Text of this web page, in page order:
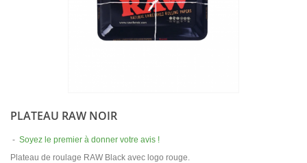
PLATEAU RAW NOIR
- Soyez le premier à donner votre avis !
Plateau de roulage RAW Black avec logo rouge.